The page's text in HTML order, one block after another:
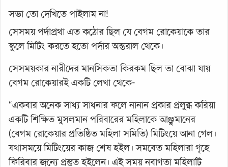
সভা তো দেখিতে পাইলাম না!
সেসময় পর্দাপ্রথা এত কঠোর ছিল যে বেগম রোকেয়াকে তার
স্কুলে মিটিং করতে হতো পর্দার অন্তরাল থেকে।
সেসময়কার নারীদের মানসিকতা কিরকম ছিল তা বোঝা যায়
বেগম রোকেয়ারই একটি লেখা থেকে-
“একবার অনেক সাধ্য সাধনার ফলে নানান প্রকার প্রলুব্ধ করিয়া
একটি শিক্ষিত মুসলমান পরিবারের মহিলাকে আঞ্জুমানের
(বেগম রোকেয়ার প্রতিষ্ঠিত মহিলা সমিতি) মিটিংয়ে আনা গেল।
যথাসময়ে মিটিংয়ের কাজ শেষ হইল। সমবেত মহিলারা গৃহে
ফিরিবার জন্যে প্রস্তুত হইলেন। এই সময় নবাগতা মহিলাটি